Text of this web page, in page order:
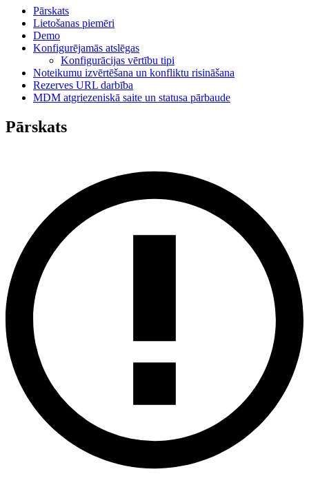
Pārskats
Lietošanas piemēri
Demo
Konfigurējamās atslēgas
Konfigurācijas vērtību tipi
Noteikumu izvērtēšana un konfliktu risināšana
Rezerves URL darbība
MDM atgriezeniskā saite un statusa pārbaude
Pārskats